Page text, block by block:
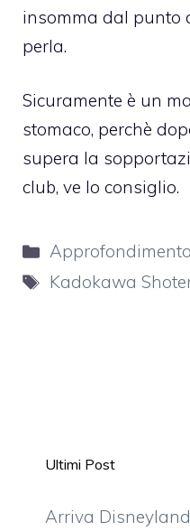
insomma dal punto
perla.
Sicuramente è un
stomaco, perchè
supera la
club, ve lo consiglio.
Categorie
Tag
Kadokawa
Ultimi Post
Arriva